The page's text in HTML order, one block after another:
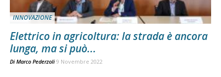
INNOVAZIONE
Elettrico in agricoltura: la strada è ancora
lunga, ma si può...
Di Marco Pederzoli 9 Novembre 2022